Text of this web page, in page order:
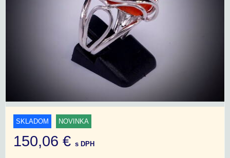
SKLADOM NOVINKA
150,06 € s DPH